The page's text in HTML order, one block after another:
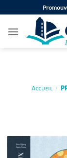
au
contenu
Accueil /